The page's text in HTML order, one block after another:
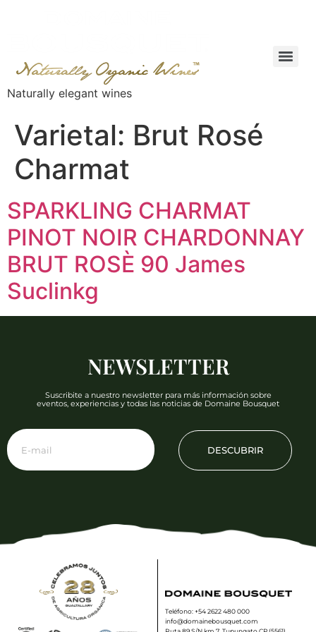
Naturally elegant wines
Varietal: Brut Rosé
Charmat
SPARKLING CHARMAT
PINOT NOIR CHARDONNAY
BRUT ROSÈ 90 James
Suclinkg
NEWSLETTER
Suscribite a nuestro newsletter para más información sobre
eventos, experiencias y todas las noticias de Domaine Bousquet
DESCUBRIR
Teléfono: +54 2622 480 000
info@domainebousquet.com